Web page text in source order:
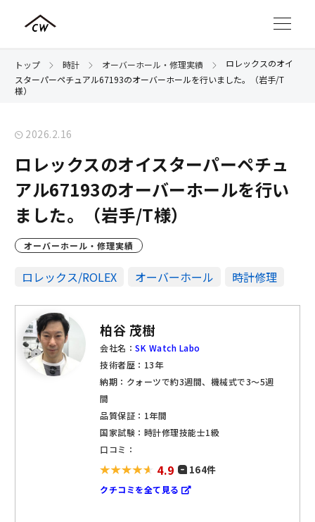
トップ 時計 オーバーホール・修理実績
ロレックスのオイ
スターパーペチュアル67193のオーバーホールを行いました。（岩手/T
様）
2026.2.16
ロレックスのオイスターパーペチュ
アル67193のオーバーホールを行い
ました。（岩手/T様）
オーバーホール・修理実績
ロレックス/ROLEX オーバーホール 時計修理
柏谷 茂樹
会社名：SK Watch Labo
技術者歴：13年
納期：クォーツで約3週間、機械式で3～5週
間
品質保証：1年間
国家試験：時計修理技能士1級
口コミ：
4.9 164件
クチコミを全て見る